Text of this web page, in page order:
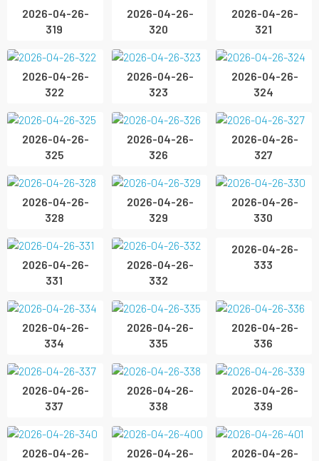
2026-04-26-
319
2026-04-26-
320
2026-04-26-
321
2026-04-26-
322
2026-04-26-
323
2026-04-26-
324
2026-04-26-
325
2026-04-26-
326
2026-04-26-
327
2026-04-26-
328
2026-04-26-
329
2026-04-26-
330
2026-04-26-
331
2026-04-26-
332
2026-04-26-
2026-04-26-
334
2026-04-26-
335
2026-04-26-
336
2026-04-26-
337
2026-04-26-
338
2026-04-26-
339
2026-04-26-
2026-04-26-
2026-04-26-